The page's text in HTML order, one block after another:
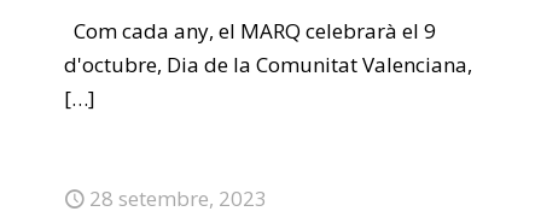
Com cada any, el MARQ celebrarà el 9
d'octubre, Dia de la Comunitat Valenciana,
[…]
28 setembre, 2023